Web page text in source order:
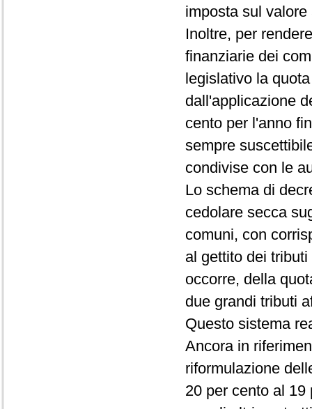
imposta sul
Inoltre, per
finanziarie dei
legislativo la
dall'applicazione
cento per l'anno
sempre
condivise con le
Lo schema di
cedolare secca
comuni, con
al gettito dei
occorre, della
due grandi tributi
Questo sistema
Ancora in
riformulazione
20 per cento al